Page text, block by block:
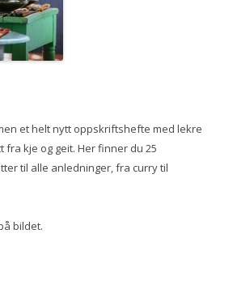
et helt nytt oppskriftshefte med lekre
fra kje og geit. Her finner du 25
til alle anledninger, fra curry til
bildet.